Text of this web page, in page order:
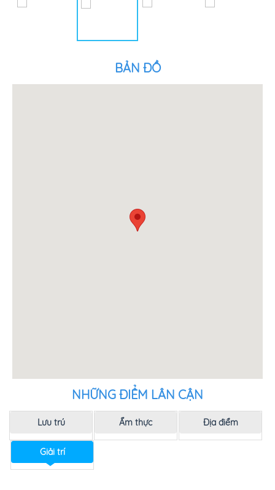
BẢN ĐỒ
NHỮNG ĐIỂM LÂN CẬN
Lưu trú Ẩm thực Địa điểm
Giải trí